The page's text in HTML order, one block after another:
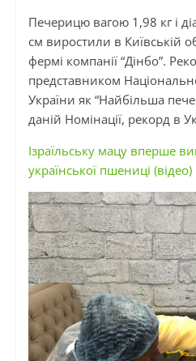
Печерицю вагою 1,98 кг і
см виростили в Київській
фермі компанії “Дінбо”.
представником
України як “Найбільша
даній Номінації, рекорд в
Ізраїльську мацу вперше
української пшениці (відео)